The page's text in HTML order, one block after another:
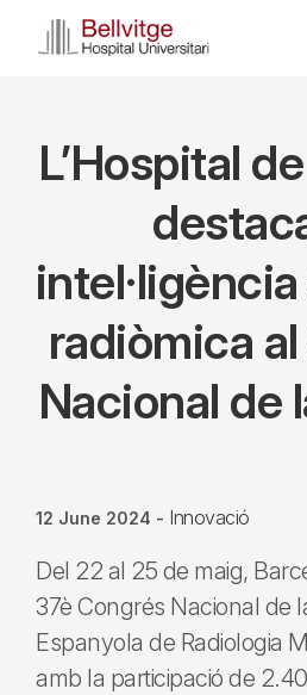
L’Hospital
radiòmica
Nacional de
12 June 2024 - Innovació
Del 22 al 25 de maig,
37è Congrés Nacional de
Espanyola de Radiologia
amb la participació de